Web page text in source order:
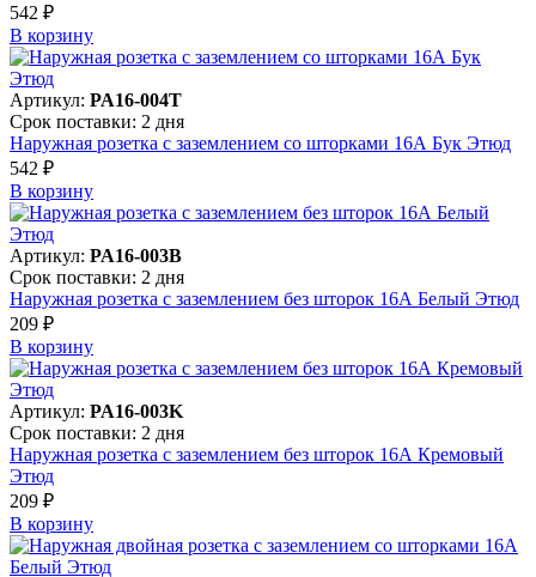
542 ₽
В корзинy
Артикул: PA16-004T
Срок поставки: 2 дня
Наружная розетка с заземлением со шторками 16А Бук Этюд
542 ₽
В корзинy
Артикул: PA16-003B
Срок поставки: 2 дня
Наружная розетка с заземлением без шторок 16А Белый Этюд
209 ₽
В корзинy
Артикул: PA16-003K
Срок поставки: 2 дня
Наружная розетка с заземлением без шторок 16А Кремовый
Этюд
209 ₽
В корзинy